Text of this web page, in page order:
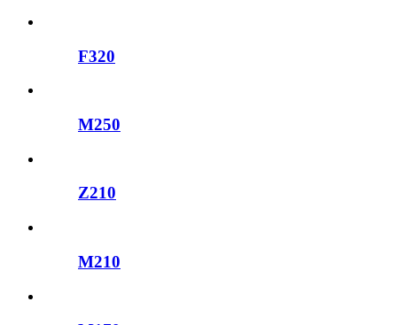
F320
M250
Z210
M210